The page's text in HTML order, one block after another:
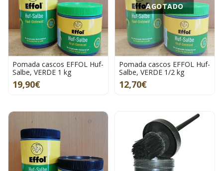
Pomada cascos EFFOL Huf-
Salbe, VERDE 1 kg
19,90€
AGOTADO
Pomada cascos EFFOL Huf-
Salbe, VERDE 1/2 kg
12,70€